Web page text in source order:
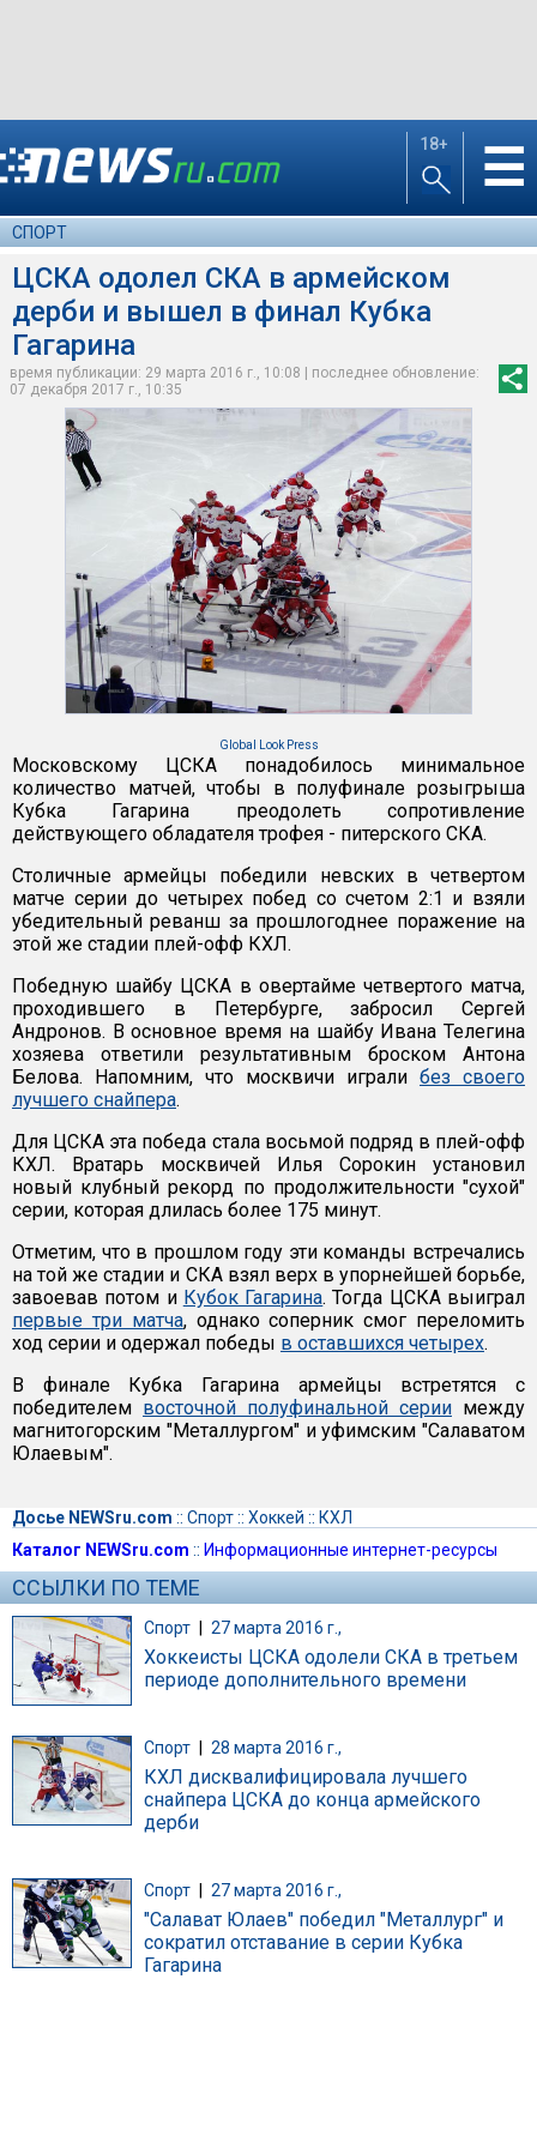
18+ ☰
СПОРТ
ЦСКА одолел СКА в армейском
дерби и вышел в финал Кубка
Гагарина
время публикации: 29 марта 2016 г., 10:08 | последнее обновление:
07 декабря 2017 г., 10:35
Global Look Press
Московскому ЦСКА понадобилось минимальное
количество матчей, чтобы в полуфинале розыгрыша
Кубка Гагарина преодолеть сопротивление
действующего обладателя трофея - питерского СКА.
Столичные армейцы победили невских в четвертом
матче серии до четырех побед со счетом 2:1 и взяли
убедительный реванш за прошлогоднее поражение на
этой же стадии плей-офф КХЛ.
Победную шайбу ЦСКА в овертайме четвертого матча,
проходившего в Петербурге, забросил Сергей
Андронов. В основное время на шайбу Ивана Телегина
хозяева ответили результативным броском Антона
Белова. Напомним, что москвичи играли без своего
лучшего снайпера.
Для ЦСКА эта победа стала восьмой подряд в плей-офф
КХЛ. Вратарь москвичей Илья Сорокин установил
новый клубный рекорд по продолжительности "сухой"
серии, которая длилась более 175 минут.
Отметим, что в прошлом году эти команды встречались
на той же стадии и СКА взял верх в упорнейшей борьбе,
завоевав потом и Кубок Гагарина. Тогда ЦСКА выиграл
первые три матча, однако соперник смог переломить
ход серии и одержал победы в оставшихся четырех.
В финале Кубка Гагарина армейцы встретятся с
победителем восточной полуфинальной серии между
магнитогорским "Металлургом" и уфимским "Салаватом
Юлаевым".
Досье NEWSru.com :: Спорт:: Хоккей :: КХЛ
Каталог NEWSru.com :: Информационные интернет-ресурсы
ССЫЛКИ ПО ТЕМЕ
Спорт | 27 марта 2016 г.,
Хоккеисты ЦСКА одолели СКА в третьем
периоде дополнительного времени
Спорт 28 марта 2016 г.,
КХЛ дисквалифицировала лучшего
снайпера ЦСКА до конца армейского
дерби
Спорт 27 марта 2016 г.,
"Салават Юлаев" победил "Металлург" и
сократил отставание в серии Кубка
Гагарина